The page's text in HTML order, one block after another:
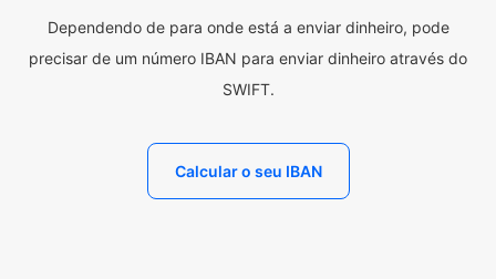
Dependendo de para onde está a enviar dinheiro, pode
precisar de um número IBAN para enviar dinheiro através do
SWIFT.
Calcular o seu IBAN